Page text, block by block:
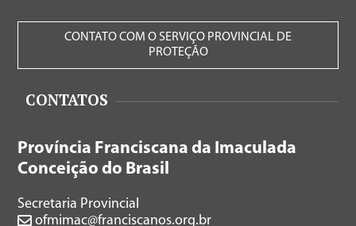
CONTATO COM O SERVIÇO PROVINCIAL DE
PROTEÇÃO
CONTATOS
Província Franciscana da Imaculada
Conceição do Brasil
Secretaria Provincial
ofmimac@franciscanos.org.br